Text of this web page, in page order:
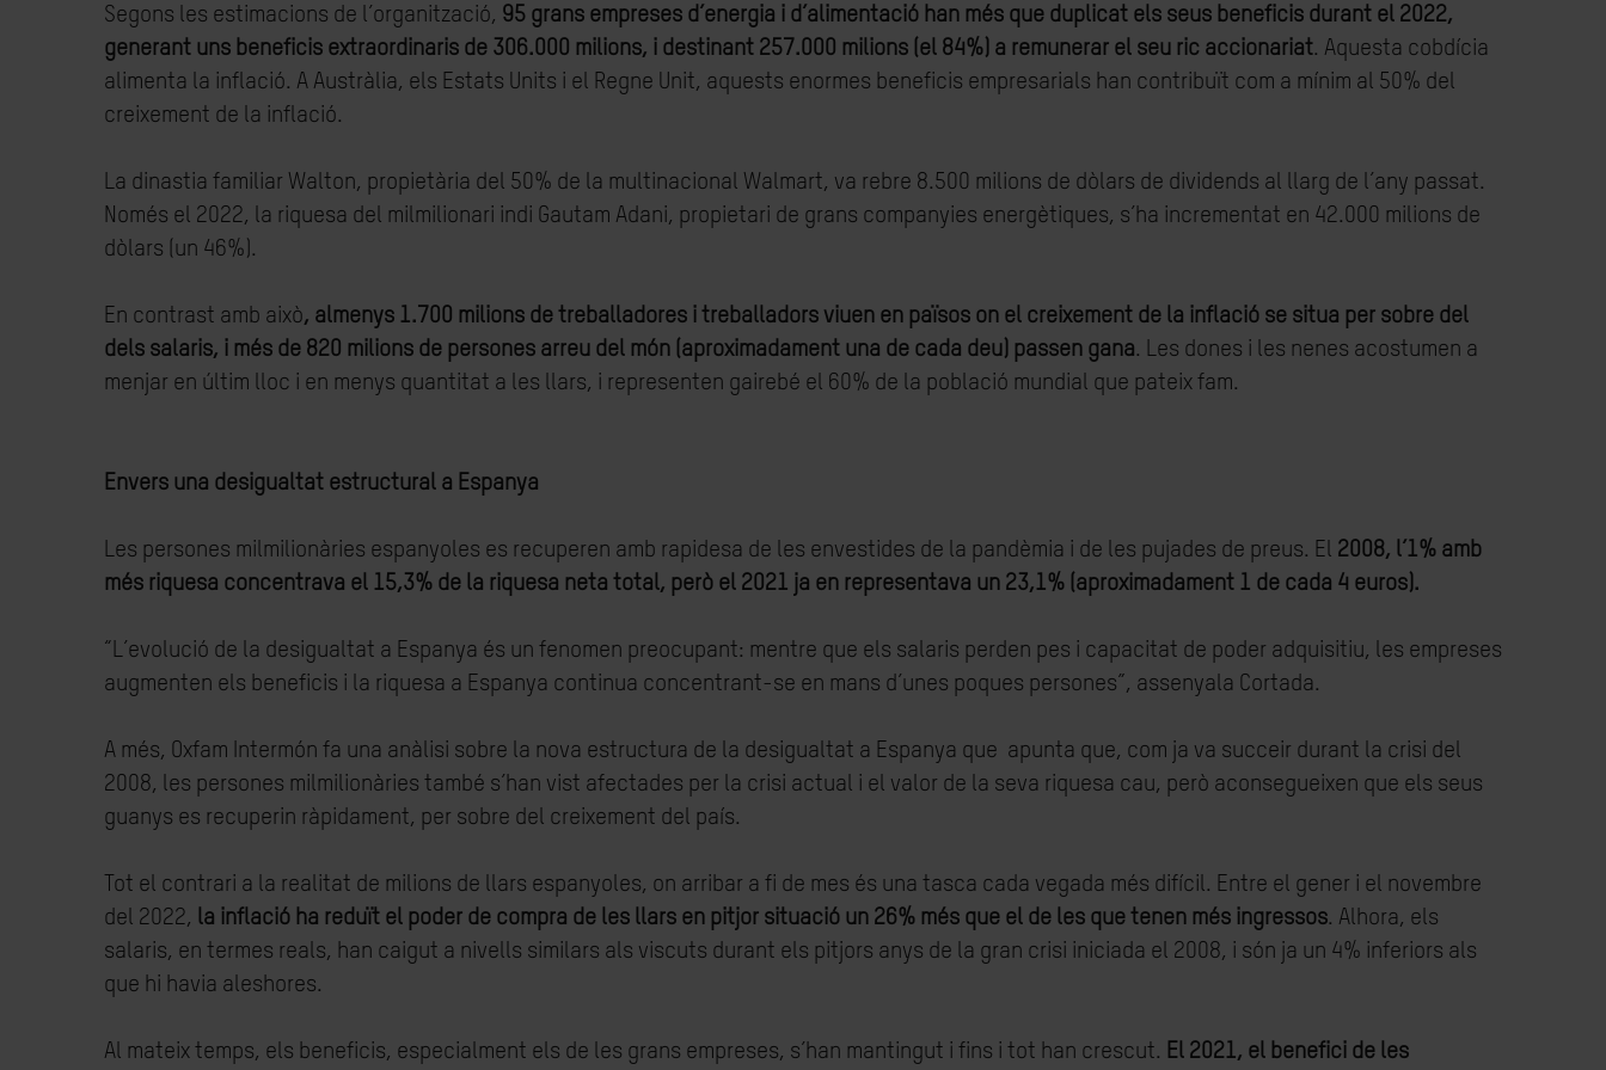
Segons les estimacions de l’organització, 95 grans empreses d’energia i d’alimentació han més que duplicat els seus beneficis durant el 2022,
generant uns beneficis extraordinaris de 306.000 milions, i destinant 257.000 milions (el 84%) a remunerar el seu ric accionariat. Aquesta cobdícia
alimenta la inflació. A Austràlia, els Estats Units i el Regne Unit, aquests enormes beneficis empresarials han contribuït com a mínim al 50% del
creixement de la inflació.
La dinastia familiar Walton, propietària del 50% de la multinacional Walmart, va rebre 8.500 milions de dòlars de dividends al llarg de l’any passat.
Només el 2022, la riquesa del milmilionari indi Gautam Adani, propietari de grans companyies energètiques, s’ha incrementat en 42.000 milions de
dòlars (un 46%).
En contrast amb això, almenys 1.700 milions de treballadores i treballadors viuen en països on el creixement de la inflació se situa per sobre del
dels salaris, i més de 820 milions de persones arreu del món (aproximadament una de cada deu) passen gana. Les dones i les nenes acostumen a
menjar en últim lloc i en menys quantitat a les llars, i representen gairebé el 60% de la població mundial que pateix fam.
Envers una desigualtat estructural a Espanya
Les persones milmilionàries espanyoles es recuperen amb rapidesa de les envestides de la pandèmia i de les pujades de preus. El 2008, l’1% amb
més riquesa concentrava el 15,3% de la riquesa neta total, però el 2021 ja en representava un 23,1% (aproximadament 1 de cada 4 euros).
“L’evolució de la desigualtat a Espanya és un fenomen preocupant: mentre que els salaris perden pes i capacitat de poder adquisitiu, les empreses
augmenten els beneficis i la riquesa a Espanya continua concentrant-se en mans d’unes poques persones”, assenyala Cortada.
A més, Oxfam Intermón fa una anàlisi sobre la nova estructura de la desigualtat a Espanya que apunta que, com ja va succeir durant la crisi del
2008, les persones milmilionàries també s’han vist afectades per la crisi actual i el valor de la seva riquesa cau, però aconsegueixen que els seus
guanys es recuperin ràpidament, per sobre del creixement del país.
Tot el contrari a la realitat de milions de llars espanyoles, on arribar a fi de mes és una tasca cada vegada més difícil. Entre el gener i el novembre
del 2022, la inflació ha reduït el poder de compra de les llars en pitjor situació un 26% més que el de les que tenen més ingressos. Alhora, els
salaris, en termes reals, han caigut a nivells similars als viscuts durant els pitjors anys de la gran crisi iniciada el 2008, i són ja un 4% inferiors als
que hi havia aleshores.
Al mateix temps, els beneficis, especialment els de les grans empreses, s’han mantingut i fins i tot han crescut. El 2021, el benefici de les